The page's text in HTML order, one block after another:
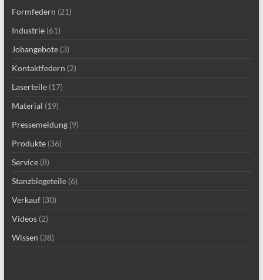
Formfedern (21)
Industrie(61)
Jobangebote(3)
Kontaktfedern (2)
Laserteile(17)
Material (19)
Pressemeldung(9)
Produkte(36)
Service(8)
Stanzbiegeteile(6)
Verkauf(30)
Videos(2)
Wissen (38)